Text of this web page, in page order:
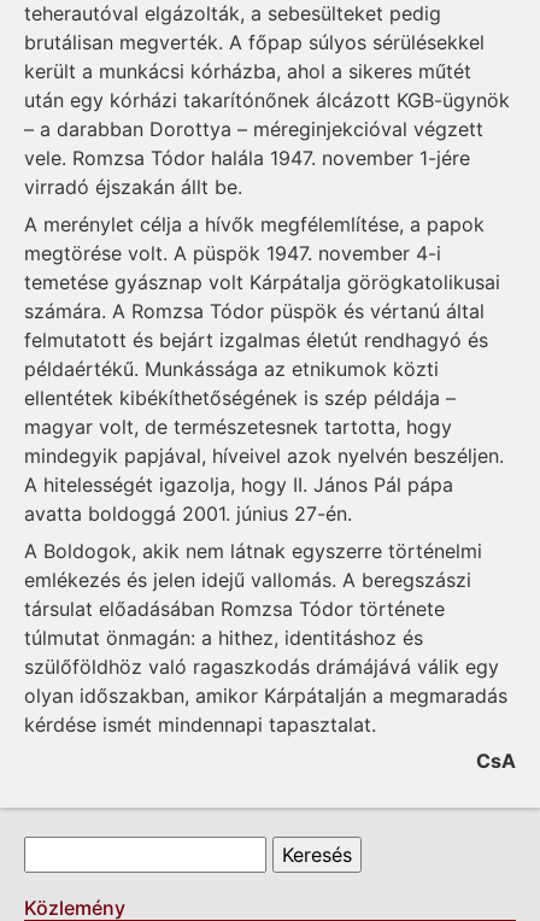
teherautóval elgázolták, a sebesülteket pedig
brutálisan megverték. A főpap súlyos sérülésekkel
került a munkácsi kórházba, ahol a sikeres műtét
után egy kórházi takarítónőnek álcázott KGB-ügynök
– a darabban Dorottya – méreginjekcióval végzett
vele. Romzsa Tódor halála 1947. november 1-jére
virradó éjszakán állt be.
A merénylet célja a hívők megfélemlítése, a papok
megtörése volt. A püspök 1947. november 4-i
temetése gyásznap volt Kárpátalja görögkatolikusai
számára. A Romzsa Tódor püspök és vértanú által
felmutatott és bejárt izgalmas életút rendhagyó és
példaértékű. Munkássága az etnikumok közti
ellentétek kibékíthetőségének is szép példája –
magyar volt, de természetesnek tartotta, hogy
mindegyik papjával, híveivel azok nyelvén beszéljen.
A hitelességét igazolja, hogy II. János Pál pápa
avatta boldoggá 2001. június 27-én.
A Boldogok, akik nem látnak egyszerre történelmi
emlékezés és jelen idejű vallomás. A beregszászi
társulat előadásában Romzsa Tódor története
túlmutat önmagán: a hithez, identitáshoz és
szülőföldhöz való ragaszkodás drámájává válik egy
olyan időszakban, amikor Kárpátalján a megmaradás
kérdése ismét mindennapi tapasztalat.
CsA
Keresés űrlap
Keresés
Közlemény